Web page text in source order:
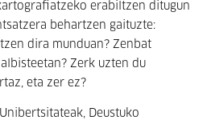
erabiltzen ditugun
behartzen gaituzte:
dira munduan? Zenbat
Zerk uzten du
eta zer ez?
Deustuko